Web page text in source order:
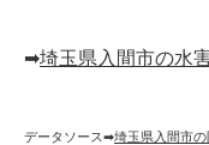
➡︎埼玉県入間市の水
データソース➡︎埼玉県入間市